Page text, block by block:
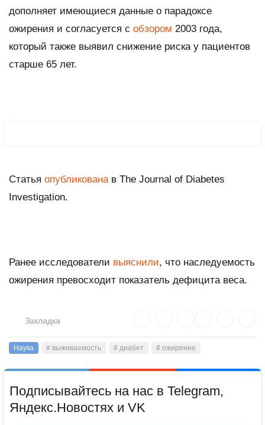
дополняет имеющиеся данные о парадоксе
ожирения и согласуется с обзором 2003 года,
который также выявил снижение риска у пациентов
старше 65 лет.
Статья опубликована в The Journal of Diabetes
Investigation.
Ранее исследователи выяснили, что наследуемость
ожирения превосходит показатель дефицита веса.
Закладка
Наука # выживаемость # диабет # ожирение
Подписывайтесь на нас в Telegram,
Яндекс.Новостях и VK